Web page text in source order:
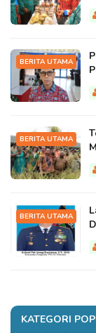
BERITA UTAMA
BERITA UTAMA
BERITA UTAMA
KATEGORI